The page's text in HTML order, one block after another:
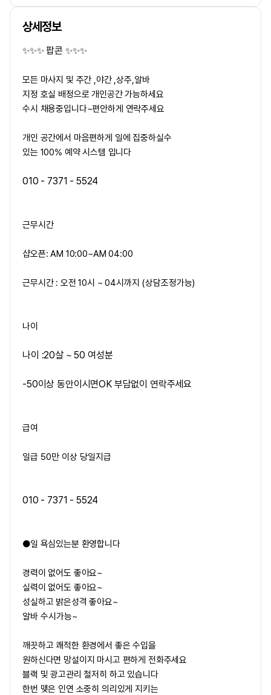
상세정보
✨✨✨ 팝콘 ✨✨✨
모든 마사지 및 주간 ,야간 ,상주,알바
지정 호실 배정으로 개인공간 가능하세요
수시 채용중입니다~편안하게 연락주세요
개인 공간에서 마음편하게 일에 집중하실수
있는 100% 예약 시스템 입니다
010 - 7371 - 5524
근무시간
샵오픈: AM 10:00~AM 04:00
근무시간 : 오전 10시 ~ 04시까지 (상담조정가능)
나이
나이 :20살 ~ 50 여성분
-50이상 동안이시면OK 부담없이 연락주세요
급여
일급 50만 이상 당일지급
010 - 7371 - 5524
●일 욕심있는분 환영합니다
경력이 없어도 좋아요~
실력이 없어도 좋아요~
성실하고 밝은성격 좋아요~
알바 수시가능~
깨끗하고 쾌적한 환경에서 좋은 수입을
원하신다면 망설이지 마시고 편하게 전화주세요
블랙 및 광고관리 철저히 하고 있습니다
한번 맺은 인연 소중히 의리있게 지키는